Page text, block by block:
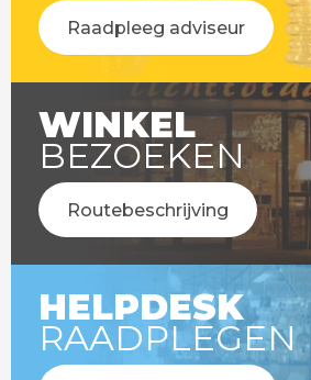
Raadpleeg adviseur
WINKEL
BEZOEKEN
Routebeschrijving
HELPDESK
RAADPLEGEN